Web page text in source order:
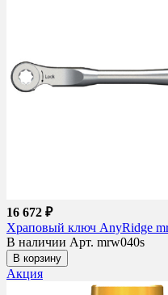
16 672 ₽
Храповый ключ AnyRidge
В наличии Арт. mrw040s
В корзину
Акция